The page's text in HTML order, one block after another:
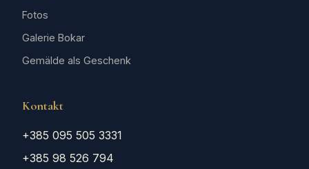
Fotos
Galerie Bokar
Gemälde als Geschenk
Kontakt
+385 095 505 3331
+385 98 526 794